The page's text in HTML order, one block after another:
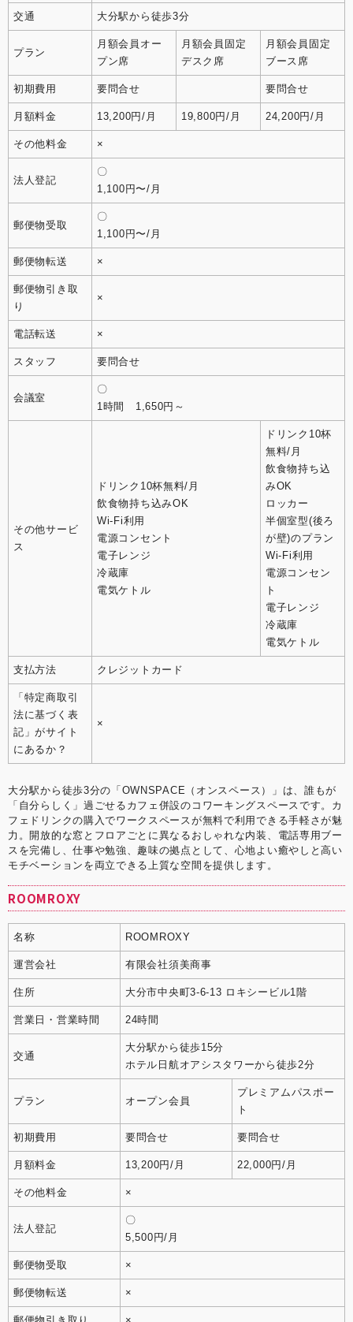
交通 大分駅から徒歩3分
プラン
月額会員オー
プン席
月額会員固定
デスク席
月額会員固定
ブース席
初期費用 要問合せ 要問合せ
月額料金 13,200円/月 19,800円/月 24,200円/月
その他料金 ×
法人登記
〇
1,100円〜/月
郵便物受取
〇
1,100円〜/月
郵便物転送 ×
郵便物引き取
り
×
電話転送 ×
スタッフ 要問合せ
会議室
〇
1時間 1,650円～
その他サービ
ス
ドリンク10杯無料/月
飲食物持ち込みOK
Wi-Fi利用
電源コンセント
電子レンジ
冷蔵庫
電気ケトル
ドリンク10杯
無料/月
飲食物持ち込
みOK
ロッカー
半個室型(後ろ
が壁)のプラン
Wi-Fi利用
電源コンセン
ト
電子レンジ
冷蔵庫
電気ケトル
支払方法 クレジットカード
「特定商取引
法に基づく表
記」がサイト
にあるか？
×
大分駅から徒歩3分の「OWNSPACE（オンスペース）」は、誰もが
「自分らしく」過ごせるカフェ併設のコワーキングスペースです。カ
フェドリンクの購入でワークスペースが無料で利用できる手軽さが魅
力。開放的な窓とフロアごとに異なるおしゃれな内装、電話専用ブー
スを完備し、仕事や勉強、趣味の拠点として、心地よい癒やしと高い
モチベーションを両立できる上質な空間を提供します。
ROOMROXY
名称 ROOMROXY
運営会社 有限会社須美商事
住所 大分市中央町3-6-13 ロキシービル1階
営業日・営業時間 24時間
交通
大分駅から徒歩15分
ホテル日航オアシスタワーから徒歩2分
プラン オープン会員
プレミアムパスポー
ト
初期費用 要問合せ 要問合せ
月額料金 13,200円/月 22,000円/月
その他料金 ×
法人登記
〇
5,500円/月
郵便物受取 ×
郵便物転送 ×